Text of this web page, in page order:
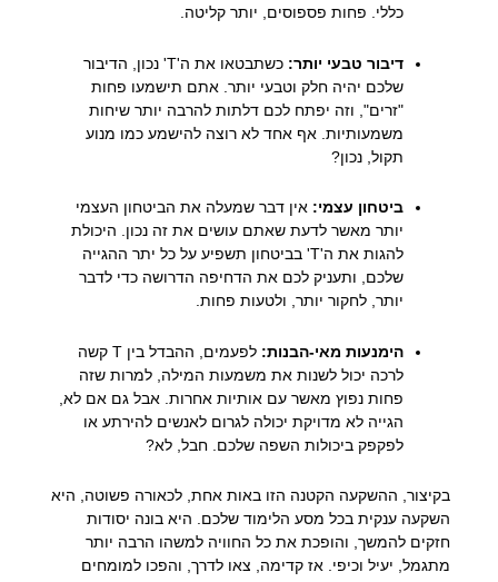
כללי. פחות פספוסים, יותר קליטה.
דיבור טבעי יותר:
כשתבטאו את ה'Т' נכון, הדיבור
שלכם יהיה חלק וטבעי יותר. אתם תישמעו פחות
"זרים", וזה יפתח לכם דלתות להרבה יותר שיחות
משמעותיות. אף אחד לא רוצה להישמע כמו מנוע
תקול, נכון?
ביטחון עצמי: אין דבר שמעלה את הביטחון העצמי
יותר מאשר לדעת שאתם עושים את זה נכון. היכולת
להגות את ה'Т' בביטחון תשפיע על כל יתר ההגייה
שלכם, ותעניק לכם את הדחיפה הדרושה כדי לדבר
יותר, לחקור יותר, ולטעות פחות.
הימנעות מאי-הבנות:
לפעמים, ההבדל בין Т קשה
לרכה יכול לשנות את משמעות המילה, למרות שזה
פחות נפוץ מאשר עם אותיות אחרות. אבל גם אם לא,
הגייה לא מדויקת יכולה לגרום לאנשים להירתע או
לפקפק ביכולות השפה שלכם. חבל, לא?
בקיצור, ההשקעה הקטנה הזו באות אחת, לכאורה פשוטה, היא
השקעה ענקית בכל מסע הלימוד שלכם. היא בונה יסודות
חזקים להמשך, והופכת את כל החוויה למשהו הרבה יותר
מתגמל, יעיל וכיפי. אז קדימה, צאו לדרך, והפכו למומחים